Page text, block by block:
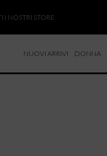
STORE
NUOVI ARRIVI DONNA
ARRIVI